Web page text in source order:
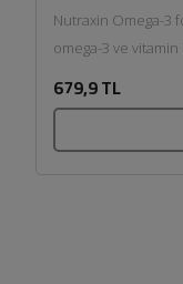
Nutraxin Omega-3
omega-3 ve vitamin
679,9 TL